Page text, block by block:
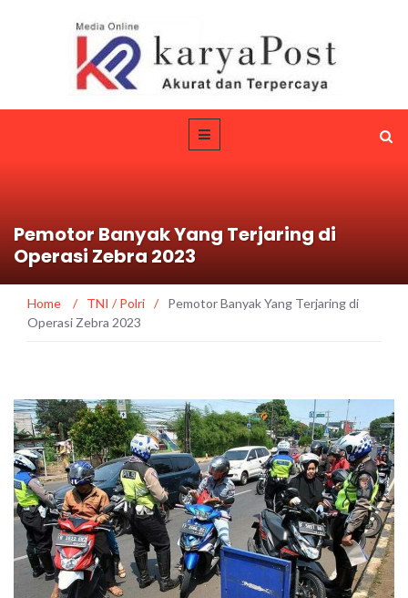
Pemotor Banyak Yang Terjaring di
Operasi Zebra 2023
Home / TNI / Polri /
Pemotor Banyak Yang Terjaring di
Operasi Zebra 2023